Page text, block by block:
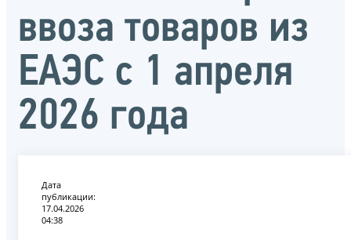
ввоза товаров из
ЕАЭС с 1 апреля
2026 года
Дата
публикации:
17.04.2026
04:38